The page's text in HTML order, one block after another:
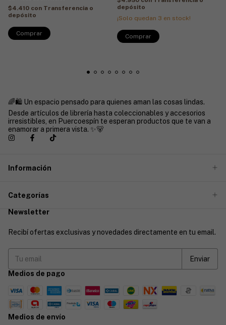
$4.410 con Transferencia o
depósito
depósito
¡Solo quedan 3 en stock!
🌈🛍️ Un espacio pensado para quienes aman las cosas lindas.
Desde artículos de librería hasta coleccionables y accesorios
irresistibles, en Puercoespín te esperan productos que te van a
enamorar a primera vista. ✨🐻
Información
Categorías
Newsletter
Recibí ofertas exclusivas y novedades directamente en tu email.
Medios de pago
Medios de envío